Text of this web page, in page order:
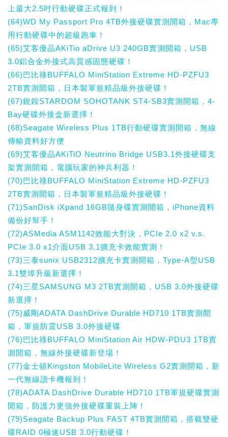
上最大2.5吋行動硬碟正式報到！
(64)WD My Passport Pro 4TB外接硬碟實測開箱，Mac專
用行動硬碟中的超級跑車！
(65)艾客優品AKiTio aDrive U3 240GB實測開箱，USB
3.0鋁合金外接式高質感固態硬碟！
(66)巴比祿BUFFALO MiniStation Extreme HD-PZFU3
2TB實測開箱，日本製軍規精品級外接硬碟！
(67)銳銨STARDOM SOHOTANK ST4-SB3實測開箱，4-
Bay硬碟外接盒新選擇！
(68)Seagate Wireless Plus 1TB行動硬碟實測開箱，無線
傳輸資料好方便
(69)艾客優品AKiTiO Neutrino Bridge USB3.1外接硬碟支
架實測開箱，電腦玩家的神兵利器！
(70)巴比祿BUFFALO MiniStation Extreme HD-PZFU3
2TB實測開箱，日本製軍規精品級外接硬碟！
(71)SanDisk iXpand 16GB隨身碟實測開箱，iPhone資料
備份好幫手！
(72)ASMedia ASM1142效能大對決，PCIe 2.0 x2 v.s.
PCIe 3.0 x1介面USB 3.1擴充卡效能實測！
(73)三泰sunix USB2312擴充卡實測開箱，Type-A型USB
3.1雙埠升級新選擇！
(74)三星SAMSUNG M3 2TB實測開箱，USB 3.0外接硬碟
新選擇！
(75)威剛ADATA DashDrive Durable HD710 1TB實測開
箱，軍規防震USB 3.0外接硬碟
(76)巴比祿BUFFALO MiniStation Air HDW-PDU3 1TB實
測開箱，無線外接硬碟新登場！
(77)金士頓Kingston MobileLite Wireless G2實測開箱，新
一代無線讀卡機報到！
(78)ADATA DashDrive Durable HD710 1TB軍規硬碟實測
開箱，防護力更強外接硬碟重裝上陣！
(79)Seagate Backup Plus FAST 4TB實測開箱，搭載雙硬
碟RAID 0極速USB 3.0行動硬碟！